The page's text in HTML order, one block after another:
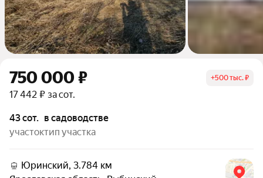
750 000 ₽ +500 тыс. ₽
17 442 ₽ за сот.
43 сот.
участок
в садоводстве
тип участка
Юринский, 3.784 км